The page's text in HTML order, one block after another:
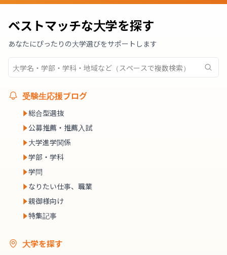
ベストマッチな大学を探す
あなたにぴったりの大学選びをサポートします
受験生応援ブログ
総合型選抜
公募推薦・推薦入試
大学進学関係
学部・学科
学問
なりたい仕事、職業
親御様向け
特集記事
大学を探す